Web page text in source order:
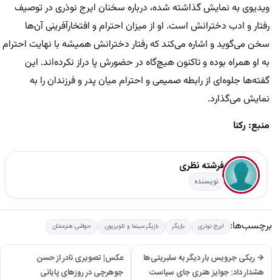
ویدیوی به نمایش گذاشته شده، درباره سخنان ایرج نوذری در توصیف
رفتار و ادب دخترانش است. او از میزان احترام و افتخارآفرینی آن‌ها
سخن می‌گوید و اشاره می‌کند که رفتار دخترانش همیشه با نهایت احترام
به او همراه بوده و تاکنون هیچ‌گاه در حضورش پا دراز نکرده‌اند. این
گفته‌ها جلوه‌ای از رابطه صمیمی و احترام میان پدر و فرزندان را به
نمایش می‌گذارد.
منبع: رکنا
فرشته نظری
نویسنده
برچسب‌ها: ایرج نوذری بازیگر بازیگر سینما و تلویزیون حواشی هنرمندان
→ ریکی جرویس بار دیگر به سلبریتی‌ها
هشدار داد: جوایز هنری جای سیاست
عکس| تصویری نادر از حسن
جوهرچی در روزهای پایانی